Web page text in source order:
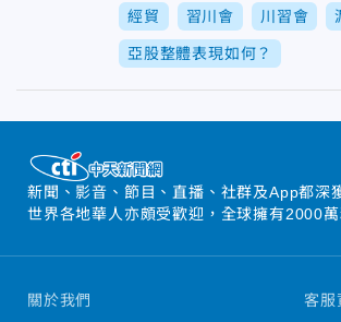
經貿 習川會 川習會
亞股整體表現如何？
新聞、影音、節目、直播、社群及App都深
世界各地華人亦頗受歡迎，全球擁有2000萬
關於我們 客服